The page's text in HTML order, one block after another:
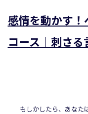
感情を動かす
コース｜刺さ
もしかしたら、あなた